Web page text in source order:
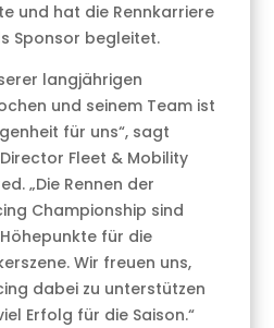
und hat die Rennkarriere
Sponsor begleitet.
langjährigen
und seinem Team ist
für uns“, sagt
Fleet & Mobility
„Die Rennen der
Championship sind
für die
Wir freuen uns,
dabei zu unterstützen
Erfolg für die Saison.“